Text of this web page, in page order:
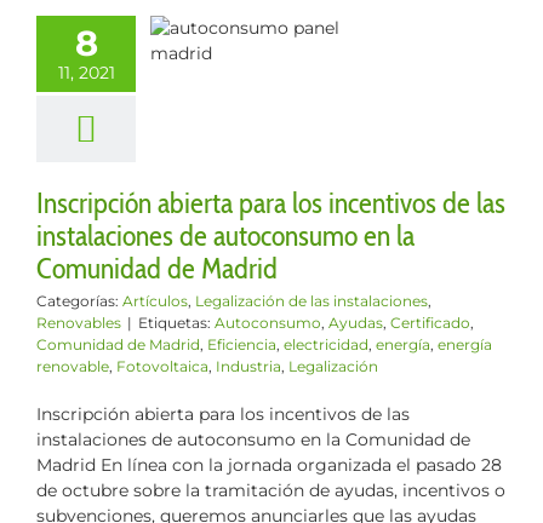
8
11, 2021
en
de
Inscripción abierta para los incentivos de las
instalaciones de autoconsumo en la
Comunidad de Madrid
Categorías: Artículos, Legalización de las instalaciones,
Renovables | Etiquetas: Autoconsumo, Ayudas, Certificado,
Comunidad de Madrid, Eficiencia, electricidad, energía, energía
renovable, Fotovoltaica, Industria, Legalización
Inscripción abierta para los incentivos de las
instalaciones de autoconsumo en la Comunidad de
Madrid En línea con la jornada organizada el pasado 28
de octubre sobre la tramitación de ayudas, incentivos o
subvenciones, queremos anunciarles que las ayudas